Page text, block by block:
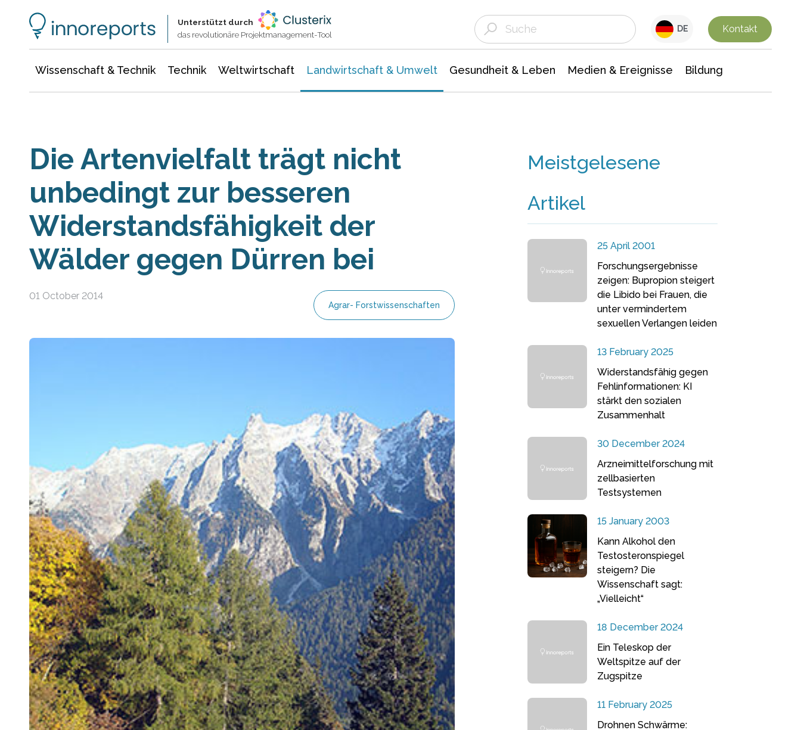
Unterstützt durch
das revolutionäre Projektmanagement-Tool
DE Kontakt
Wissenschaft & Technik Technik Weltwirtschaft Landwirtschaft & Umwelt Gesundheit & Leben Medien & Ereignisse Bildung
Die Artenvielfalt trägt nicht
unbedingt zur besseren
Widerstandsfähigkeit der
Wälder gegen Dürren bei
01 October 2014
Agrar- Forstwissenschaften
Meistgelesene
Artikel
25 April 2001
Forschungsergebnisse
zeigen: Bupropion steigert
die Libido bei Frauen, die
unter vermindertem
sexuellen Verlangen leiden
13 February 2025
Widerstandsfähig gegen
Fehlinformationen: KI
stärkt den sozialen
Zusammenhalt
30 December 2024
Arzneimittelforschung mit
zellbasierten
Testsystemen
15 January 2003
Kann Alkohol den
Testosteronspiegel
steigern? Die
Wissenschaft sagt:
„Vielleicht“
18 December 2024
Ein Teleskop der
Weltspitze auf der
Zugspitze
11 February 2025
Drohnen Schwärme: